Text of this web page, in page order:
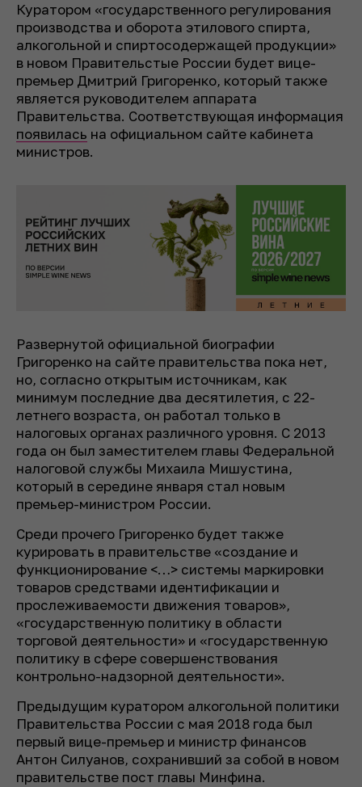
Куратором «государственного регулирования
производства и оборота этилового спирта,
алкогольной и спиртосодержащей продукции»
в новом Правительстые России будет вице-
премьер Дмитрий Григоренко, который также
является руководителем аппарата
Правительства. Соответствующая информация
появилась на официальном сайте кабинета
министров.
Развернутой официальной биографии
Григоренко на сайте правительства пока нет,
но, согласно открытым источникам, как
минимум последние два десятилетия, с 22-
летнего возраста, он работал только в
налоговых органах различного уровня. С 2013
года он был заместителем главы Федеральной
налоговой службы Михаила Мишустина,
который в середине января стал новым
премьер-министром России.
Среди прочего Григоренко будет также
курировать в правительстве «создание и
функционирование <…> системы маркировки
товаров средствами идентификации и
прослеживаемости движения товаров»,
«государственную политику в области
торговой деятельности» и «государственную
политику в сфере совершенствования
контрольно-надзорной деятельности».
Предыдущим куратором алкогольной политики
Правительства России с мая 2018 года был
первый вице-премьер и министр финансов
Антон Силуанов, сохранивший за собой в новом
правительстве пост главы Минфина.